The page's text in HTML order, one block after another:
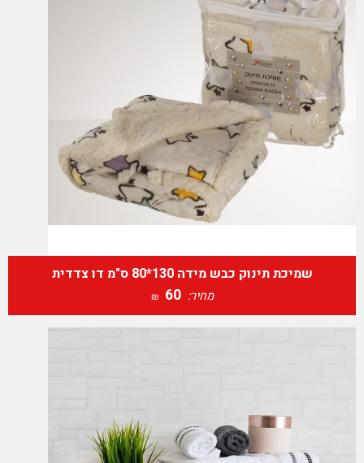
שמיכת תינוק כבש מידה 130*80 ס"מ דו צדדית
מחיר: 60
₪